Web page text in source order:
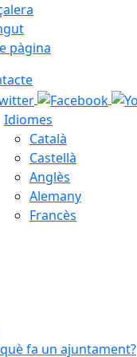
pàgina
Idiomes
Català
Castellà
Anglès
Alemany
Francès
fa un ajuntament?